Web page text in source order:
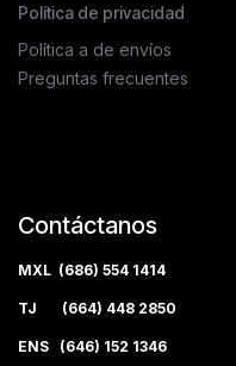
Política de privacidad
Política a de envíos
Preguntas frecuentes
Contáctanos
MXL (686) 554 1414
TJ (664) 448 2850
ENS (646) 152 1346